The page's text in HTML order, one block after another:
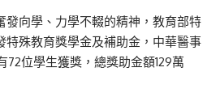
發向學、力學不輟的精神，教育部特
特殊教育獎學金及補助金，中華醫事
72位學生獲獎，總獎助金額129萬